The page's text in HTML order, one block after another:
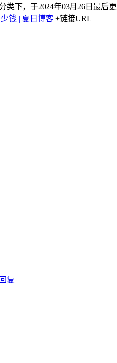
分类下，于2024年03月26日最后
钱 | 夏日博客 +链接URL
回复